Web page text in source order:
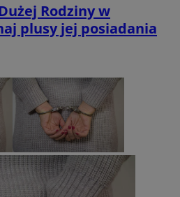
Rodziny w
plusy jej posiadania